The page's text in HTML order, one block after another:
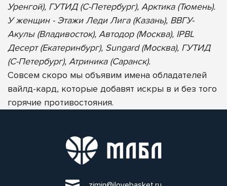
Уренгой), ГУТИД (С-Петербург), Арктика (Тюмень).
У женщин - Этажи Леди Лига (Казань), ВВГУ-
Акулы (Владивосток), Автодор (Москва), IPBL
Десерт (Екатеринбург), Sungard (Москва), ГУТИД
(С-Петербург), Атриника (Саранск).
Совсем скоро мы объявим имена обладателей
вайлд-кард, которые добавят искры в и без того
горячие противостояния.